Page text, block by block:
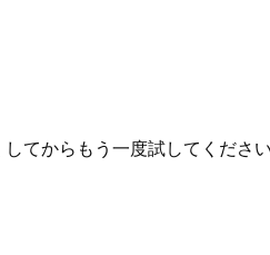
べてが故郷イタリアさながら
タリングも承ります。新鮮な
てからもう一度試してください